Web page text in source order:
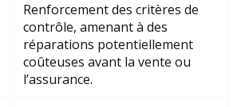
Renforcement des critères de
contrôle, amenant à des
réparations potentiellement
coûteuses avant la vente ou
l’assurance.